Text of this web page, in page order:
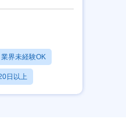
界未経験OK
日以上